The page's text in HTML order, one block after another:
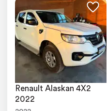
Renault Alaskan 4X2
2022